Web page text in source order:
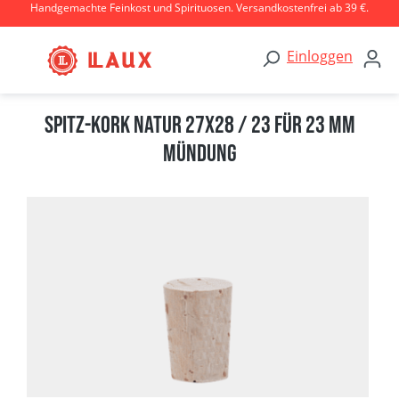
Zum Hauptinhalt springen
Handgemachte Feinkost und Spirituosen. Versandkostenfrei ab 39 €.
Einloggen
Spitz-Kork natur 27x28 / 23 für 23 mm
Mündung